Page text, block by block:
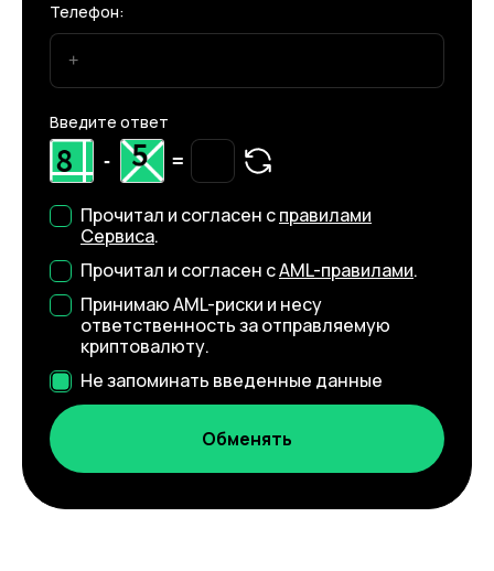
Телефон:
Введите ответ
- =
Прочитал и согласен справилами
Сервиса.
Прочитал и согласен сAML-правилами.
Принимаю AML-риски и несу
ответственность за отправляемую
криптовалюту.
Не запоминать введенные данные